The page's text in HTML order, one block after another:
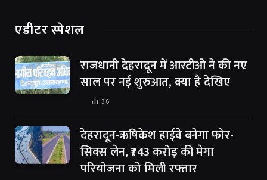
एडीटर स्पेशल
राजधानी देहरादून में आरटीओ ने की नए
साल पर नई शुरुआत, क्या है देखिए
36
देहरादून-ऋषिकेश हाईवे बनेगा फोर-
सिक्स लेन, ₹743 करोड़ की मेगा
परियोजना को मिली रफ्तार